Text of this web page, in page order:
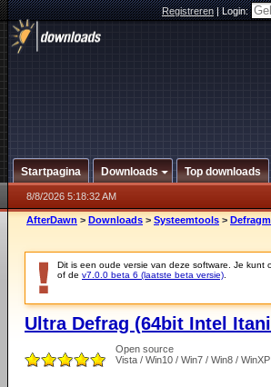
Registreren|Login:
Startpagina Downloads Top downloads
8/8/2026 5:18:32 AM
AfterDawn > Downloads > Systeemtools >
Dit is een oude versie van deze software. Je kunt
of de v7.0.0 beta 6 (laatste beta versie)
Ultra Defrag (64bit Intel
Open source
Vista / Win10 / Win7 / Win8 / WinXP